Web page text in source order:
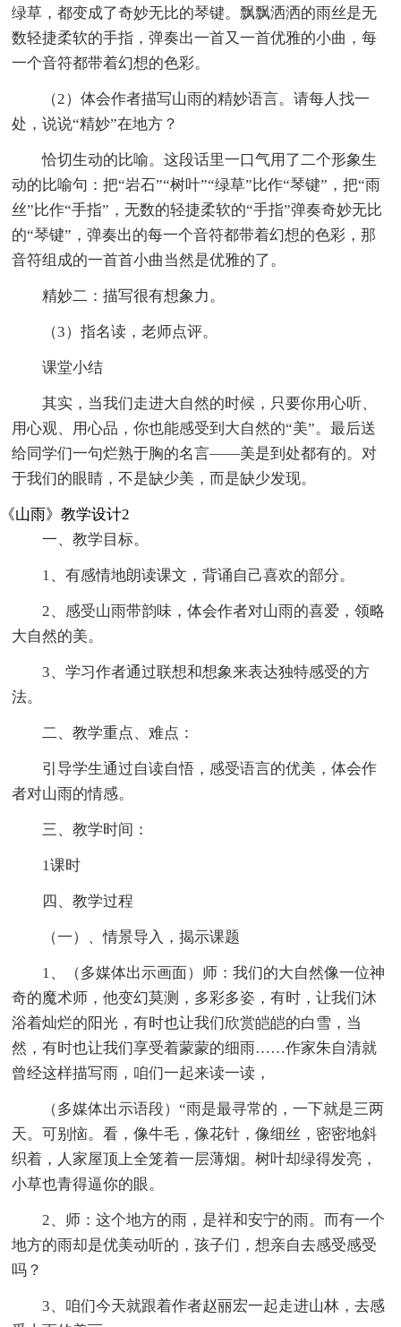
绿草，都变成了奇妙无比的琴键。飘飘洒洒的雨丝是无
数轻捷柔软的手指，弹奏出一首又一首优雅的小曲，每
一个音符都带着幻想的色彩。
（2）体会作者描写山雨的精妙语言。请每人找一
处，说说“精妙”在地方？
恰切生动的比喻。这段话里一口气用了二个形象生
动的比喻句：把“岩石”“树叶”“绿草”比作“琴键”，把“雨
丝”比作“手指”，无数的轻捷柔软的“手指”弹奏奇妙无比
的“琴键”，弹奏出的每一个音符都带着幻想的色彩，那
音符组成的一首首小曲当然是优雅的了。
精妙二：描写很有想象力。
（3）指名读，老师点评。
课堂小结
其实，当我们走进大自然的时候，只要你用心听、
用心观、用心品，你也能感受到大自然的“美”。最后送
给同学们一句烂熟于胸的名言——美是到处都有的。对
于我们的眼睛，不是缺少美，而是缺少发现。
《山雨》教学设计2
一、教学目标。
1、有感情地朗读课文，背诵自己喜欢的部分。
2、感受山雨带韵味，体会作者对山雨的喜爱，领略
大自然的美。
3、学习作者通过联想和想象来表达独特感受的方
法。
二、教学重点、难点：
引导学生通过自读自悟，感受语言的优美，体会作
者对山雨的情感。
三、教学时间：
1课时
四、教学过程
（一）、情景导入，揭示课题
1、（多媒体出示画面）师：我们的大自然像一位神
奇的魔术师，他变幻莫测，多彩多姿，有时，让我们沐
浴着灿烂的阳光，有时也让我们欣赏皑皑的白雪，当
然，有时也让我们享受着蒙蒙的细雨……作家朱自清就
曾经这样描写雨，咱们一起来读一读，
（多媒体出示语段）“雨是最寻常的，一下就是三两
天。可别恼。看，像牛毛，像花针，像细丝，密密地斜
织着，人家屋顶上全笼着一层薄烟。树叶却绿得发亮，
小草也青得逼你的眼。
2、师：这个地方的雨，是祥和安宁的雨。而有一个
地方的雨却是优美动听的，孩子们，想亲自去感受感受
吗？
3、咱们今天就跟着作者赵丽宏一起走进山林，去感